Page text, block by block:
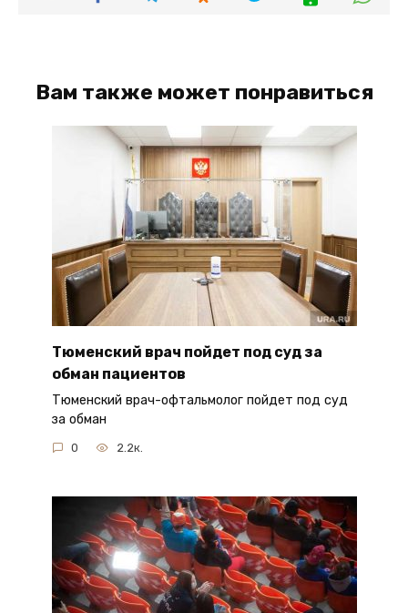
Вам также может понравиться
Тюменский врач пойдет под суд за
обман пациентов
Тюменский врач-офтальмолог пойдет под суд
за обман
0 2.2к.